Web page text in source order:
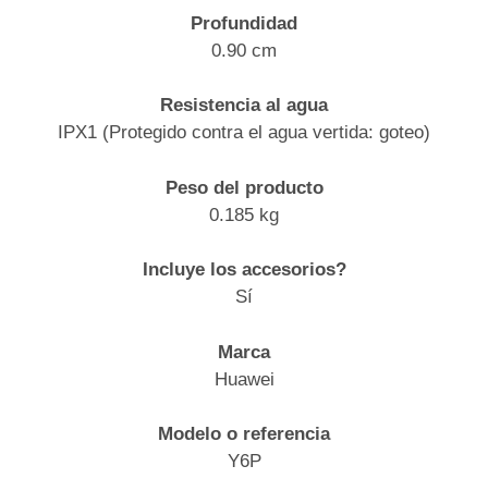
Profundidad
0.90 cm
Resistencia al agua
IPX1 (Protegido contra el agua vertida: goteo)
Peso del producto
0.185 kg
Incluye los accesorios?
Sí
Marca
Huawei
Modelo o referencia
Y6P